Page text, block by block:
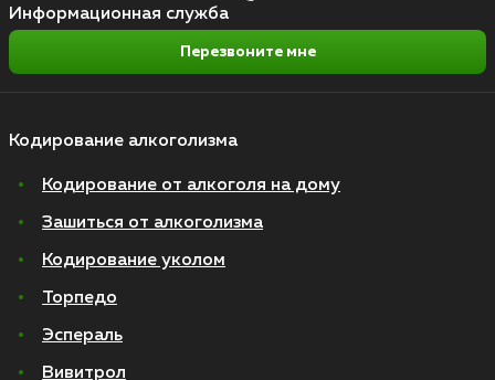
Кодирование алкоголизма
Кодирование от алкоголя на дому
Зашиться от алкоголизма
Кодирование уколом
Торпедо
Эспераль
Вивитрол
Информационная служба
Перезвоните мне